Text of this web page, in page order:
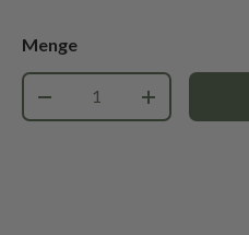
Menge
Anzahl
-
+